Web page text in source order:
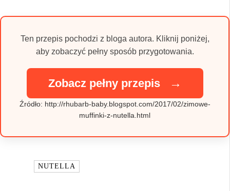
Ten przepis pochodzi z bloga autora. Kliknij poniżej,
aby zobaczyć pełny sposób przygotowania.
Zobacz pełny przepis →
Źródło: http://rhubarb-baby.blogspot.com/2017/02/zimowe-
muffinki-z-nutella.html
NUTELLA